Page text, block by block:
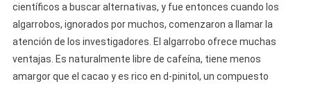
científicos a buscar alternativas, y fue entonces cuando los
algarrobos, ignorados por muchos, comenzaron a llamar la
atención de los investigadores. El algarrobo ofrece muchas
ventajas. Es naturalmente libre de cafeína, tiene menos
amargor que el cacao y es rico en d-pinitol, un compuesto